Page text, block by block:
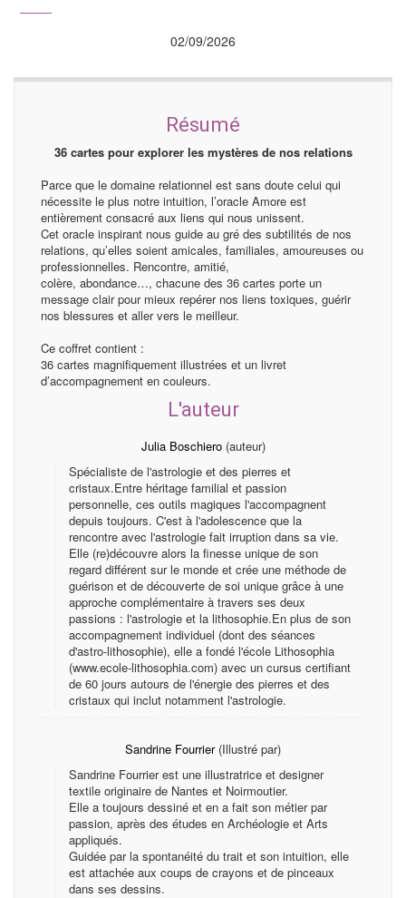
02/09/2026
Résumé
36 cartes pour explorer les mystères de nos relations
Parce que le domaine relationnel est sans doute celui qui
nécessite le plus notre intuition, l’oracle Amore est
entièrement consacré aux liens qui nous unissent.
Cet oracle inspirant nous guide au gré des subtilités de nos
relations, qu’elles soient amicales, familiales, amoureuses ou
professionnelles. Rencontre, amitié,
colère, abondance…, chacune des 36 cartes porte un
message clair pour mieux repérer nos liens toxiques, guérir
nos blessures et aller vers le meilleur.
Ce coffret contient :
36 cartes magnifiquement illustrées et un livret
d’accompagnement en couleurs.
L'auteur
Julia Boschiero(auteur)
Spécialiste de l'astrologie et des pierres et
cristaux.Entre héritage familial et passion
personnelle, ces outils magiques l'accompagnent
depuis toujours. C'est à l'adolescence que la
rencontre avec l'astrologie fait irruption dans sa vie.
Elle (re)découvre alors la finesse unique de son
regard différent sur le monde et crée une méthode de
guérison et de découverte de soi unique grâce à une
approche complémentaire à travers ses deux
passions : l'astrologie et la lithosophie.En plus de son
accompagnement individuel (dont des séances
d'astro-lithosophie), elle a fondé l'école Lithosophia
(www.ecole-lithosophia.com) avec un cursus certifiant
de 60 jours autours de l'énergie des pierres et des
cristaux qui inclut notamment l'astrologie.
Sandrine Fourrier(Illustré par)
Sandrine Fourrier est une illustratrice et designer
textile originaire de Nantes et Noirmoutier.
Elle a toujours dessiné et en a fait son métier par
passion, après des études en Archéologie et Arts
appliqués.
Guidée par la spontanéité du trait et son intuition, elle
est attachée aux coups de crayons et de pinceaux
dans ses dessins.